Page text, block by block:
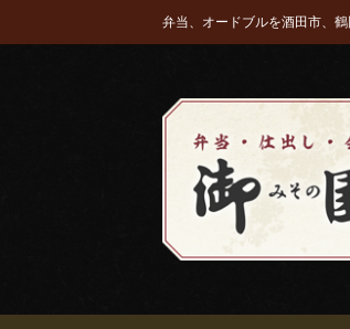
弁当、オードブルを酒田市、